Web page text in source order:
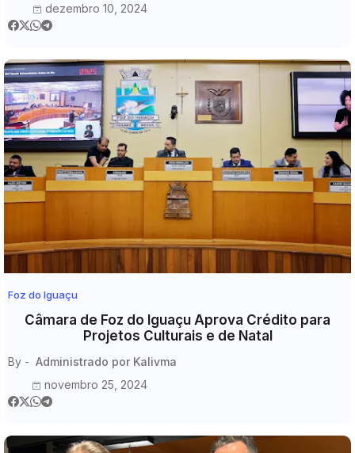
dezembro 10, 2024
Foz do Iguaçu
Câmara de Foz do Iguaçu Aprova Crédito para
Projetos Culturais e de Natal
By - Administrado por Kalivma
novembro 25, 2024